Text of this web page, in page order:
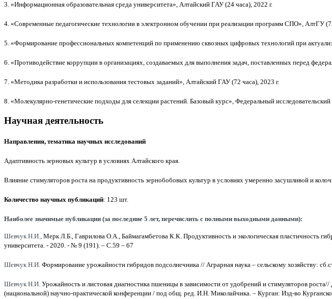
3. «Информационная образовательная среда университета», Алтайский ГАУ (24 часа), 2022 г.
4. «Современные педагогические технологии в электронном обучении при реализации программ СПО», АлтГУ
5. «Формирование профессиональных компетенций по применению сквозных цифровых технологий при
6. «Противодействие коррупции в организациях, создаваемых для выполнения задач, поставленных перед
7. «Методика разработки и использования тестовых заданий», Алтайский ГАУ (72 часа), 2023 г.
8. «Молекулярно-генетические подходы для селекции растений. Базовый курс», Федеральный
Научная деятельность
Направления, тематика научных исследований
Адаптивность зерновых культур в условиях Алтайского края.
Влияние стимуляторов роста на продуктивность зернобобовых культур в условиях умеренно засушливой и
Количество научных публикаций: 123 шт.
Наиболее значимые публикации (за последние 5 лет, перечислить с полными выходными данными):
Шевчук Н.И., Мерк Л.Б., Гаврилова О.А., Баймагамбетова К.К. Продуктивность и экологическая пластичность
университета. - 2020. - № 9 (191). – С.59 – 67
Шевчук Н.И. Формирование урожайности гибридов подсолнечника // Аграрная наука – сельскому хозяйству:
Шевчук Н.И. Урожайность и листовая диагностика пшеницы в зависимости от удобрений и стимуляторов
(национальной) научно-практической конференции / под общ. ред. И.Н. Миколайчика. – Курган: Изд-во